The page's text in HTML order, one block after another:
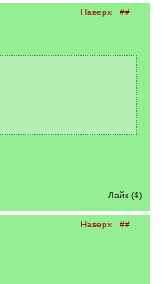
Наверх ##
Лайк (4)
Наверх ##